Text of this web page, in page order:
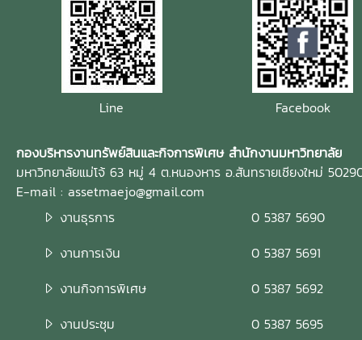
Line Facebook
กองบริหารงานทรัพย์สินและกิจการพิเศษ สำนักงานมหาวิทยาลัย
มหาวิทยาลัยแม่โจ้ 63 หมู่ 4 ต.หนองหาร อ.สันทรายเชียงใหม่
E-mail : assetmaejo@gmail.com
งานธุรการ
0 5387 5690
งานการเงิน
0 5387 5691
งานกิจการพิเศษ
0 5387 5692
งานประชุม
0 5387 5695